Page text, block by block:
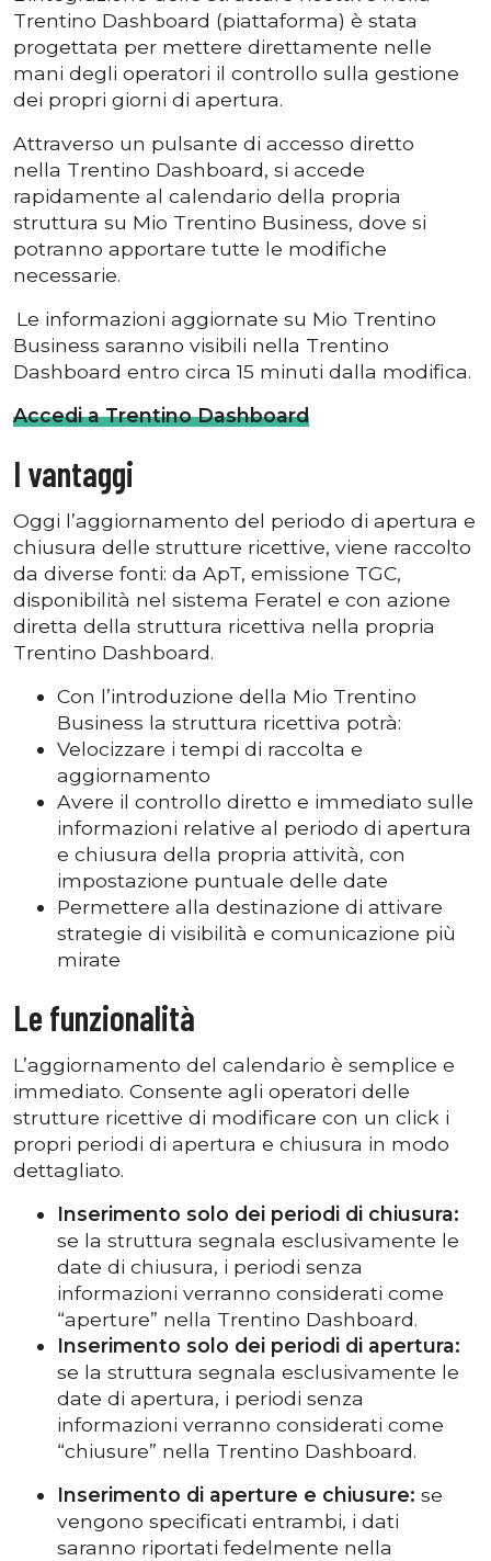
Trentino Dashboard (piattaforma) è stata
progettata per mettere direttamente nelle
mani degli operatori il controllo sulla gestione
dei propri giorni di apertura.
Attraverso un pulsante di accesso diretto
nella Trentino Dashboard, si accede
rapidamente al calendario della propria
struttura su Mio Trentino Business, dove si
potranno apportare tutte le modifiche
necessarie.
Le informazioni aggiornate su Mio Trentino
Business saranno visibili nella Trentino
Dashboard entro circa 15 minuti dalla modifica.
Accedi a Trentino Dashboard
I vantaggi
Oggi l’aggiornamento del periodo di apertura e
chiusura delle strutture ricettive, viene raccolto
da diverse fonti: da ApT, emissione TGC,
disponibilità nel sistema Feratel e con azione
diretta della struttura ricettiva nella propria
Trentino Dashboard.
Con l’introduzione della Mio Trentino
Business la struttura ricettiva potrà:
Velocizzare i tempi di raccolta e
aggiornamento
Avere il controllo diretto e immediato sulle
informazioni relative al periodo di apertura
e chiusura della propria attività, con
impostazione puntuale delle date
Permettere alla destinazione di attivare
strategie di visibilità e comunicazione più
mirate
Le funzionalità
L’aggiornamento del calendario è semplice e
immediato. Consente agli operatori delle
strutture ricettive di modificare con un click i
propri periodi di apertura e chiusura in modo
dettagliato.
Inserimento solo dei periodi di chiusura:
se la struttura segnala esclusivamente le
date di chiusura, i periodi senza
informazioni verranno considerati come
“aperture” nella Trentino Dashboard.
Inserimento solo dei periodi di apertura:
se la struttura segnala esclusivamente le
date di apertura, i periodi senza
informazioni verranno considerati come
“chiusure” nella Trentino Dashboard.
Inserimento di aperture e chiusure: se
vengono specificati entrambi, i dati
saranno riportati fedelmente nella